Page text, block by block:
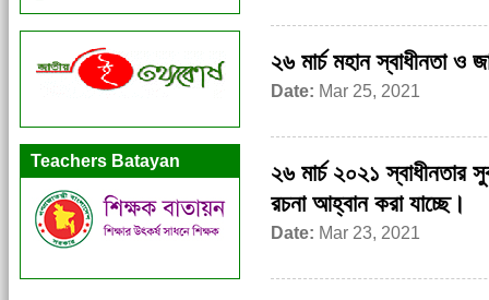
Teachers Batayan
২৬ মার্চ মহান স্বাধীনতা ও
Date: Mar 25, 2021
২৬ মার্চ ২০২১ স্বাধীনতার
রচনা আহ্বান করা যাচ্ছে।
Date: Mar 23, 2021